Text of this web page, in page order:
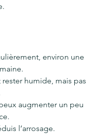
environ une
humide, mais pas
augmenter un peu
l’arrosage.